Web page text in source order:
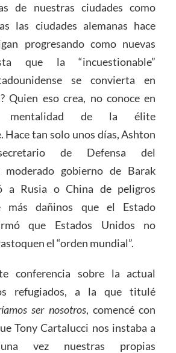
de nuestras ciudades como
las ciudades alemanas hace
progresando como nuevas
que la “incuestionable”
se convierta en
Quien eso crea, no conoce en
mentalidad de la élite
Hace tan solo unos días, Ashton
de Defensa del
moderado gobierno de Barak
a Rusia o China de peligros
más dañinos que el Estado
que Estados Unidos no
el “orden mundial”.
conferencia sobre la actual
refugiados, a la que titulé
ser nosotros, comencé con
Tony Cartalucci nos instaba a
vez nuestras propias